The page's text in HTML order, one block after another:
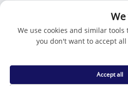
الصين
شنتشن تشنغوي آي كيه للتكنولوجيا
We use cookies and similar
you don't want to accept all
Accept all